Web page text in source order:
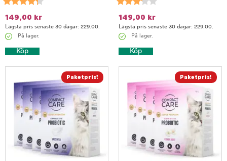
149,00 kr
Lägsta pris senaste 30 dagar: 229.00.
På lager.
Köp
149,00 kr
Lägsta pris senaste 30 dagar: 229.00.
På lager.
Köp